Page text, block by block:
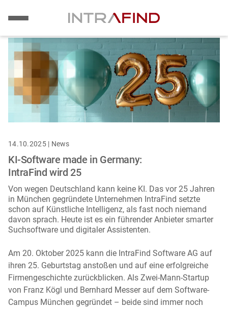
Direkt
Inhalt
Bild
14.10.2025 | News
KI-Software made in Germany:
IntraFind wird 25
Von wegen Deutschland kann keine KI. Das vor 25 Jahren
in München gegründete Unternehmen IntraFind setzte
schon auf Künstliche Intelligenz, als fast noch niemand
davon sprach. Heute ist es ein führender Anbieter smarter
Suchsoftware und digitaler Assistenten.
Am 20. Oktober 2025 kann die IntraFind Software AG auf
ihren 25. Geburtstag anstoßen und auf eine erfolgreiche
Firmengeschichte zurückblicken. Als Zwei-Mann-Startup
von Franz Kögl und Bernhard Messer auf dem Software-
Campus München gegründet – beide sind immer noch